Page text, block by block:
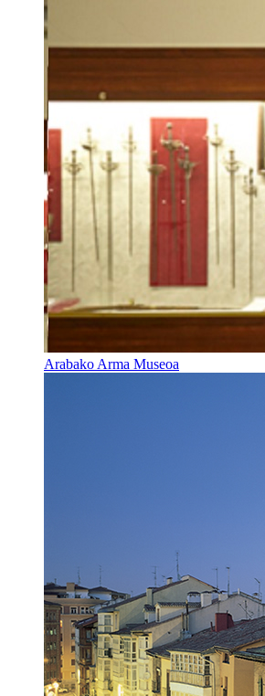
Arabako Arma Museoa